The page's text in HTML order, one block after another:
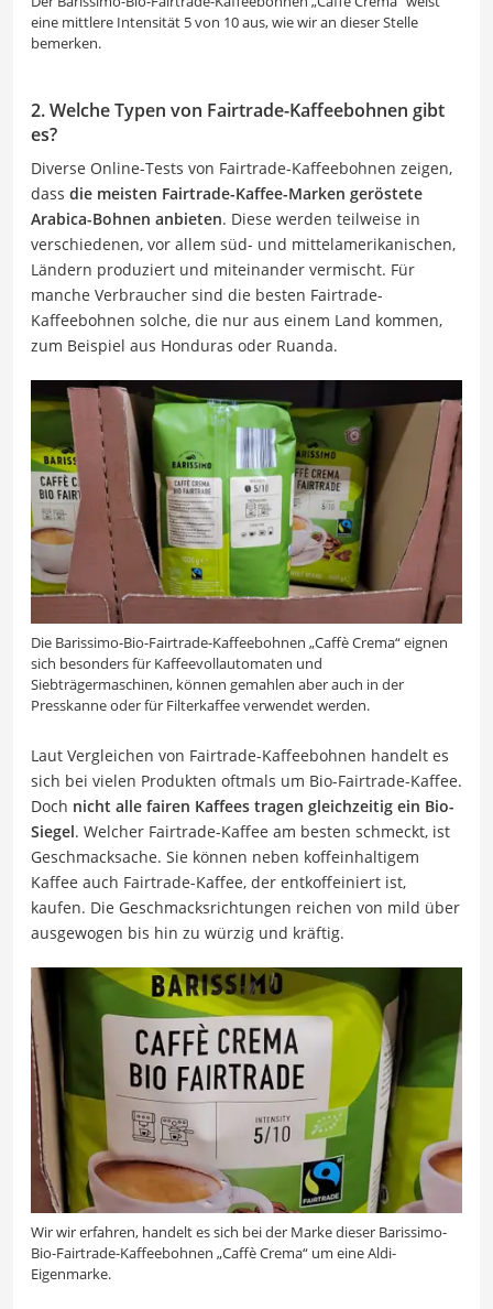
eine mittlere Intensität 5 von 10 aus, wie wir an dieser Stelle
bemerken.
2. Welche Typen von Fairtrade-Kaffeebohnen gibt
es?
Diverse Online-Tests von Fairtrade-Kaffeebohnen zeigen,
dass die meisten Fairtrade-Kaffee-Marken geröstete
Arabica-Bohnen anbieten. Diese werden teilweise in
verschiedenen, vor allem süd- und mittelamerikanischen,
Ländern produziert und miteinander vermischt. Für
manche Verbraucher sind die besten Fairtrade-
Kaffeebohnen solche, die nur aus einem Land kommen,
zum Beispiel aus Honduras oder Ruanda.
Die Barissimo-Bio-Fairtrade-Kaffeebohnen „Caffè Crema“ eignen
sich besonders für Kaffeevollautomaten und
Siebträgermaschinen, können gemahlen aber auch in der
Presskanne oder für Filterkaffee verwendet werden.
Laut Vergleichen von Fairtrade-Kaffeebohnen handelt es
sich bei vielen Produkten oftmals um Bio-Fairtrade-Kaffee.
Doch nicht alle fairen Kaffees tragen gleichzeitig ein Bio-
Siegel. Welcher Fairtrade-Kaffee am besten schmeckt, ist
Geschmacksache. Sie können neben koffeinhaltigem
Kaffee auch Fairtrade-Kaffee, der entkoffeiniert ist,
kaufen. Die Geschmacksrichtungen reichen von mild über
ausgewogen bis hin zu würzig und kräftig.
Wir wir erfahren, handelt es sich bei der Marke dieser Barissimo-
Bio-Fairtrade-Kaffeebohnen „Caffè Crema“ um eine Aldi-
Eigenmarke.